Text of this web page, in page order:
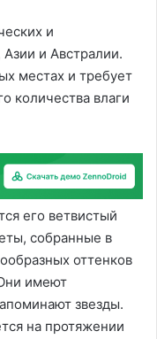
и
и Австралии.
местах и требует
количества влаги
его ветвистый
собранные в
оттенков
имеют
звезды.
на протяжении